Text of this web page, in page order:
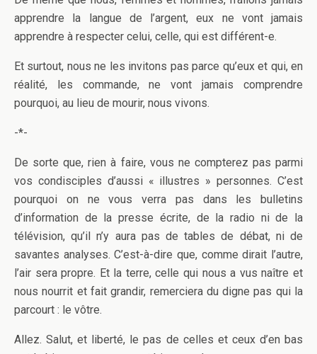
apprendre la langue de l’argent, eux ne vont jamais
apprendre à respecter celui, celle, qui est différent-e.
Et surtout, nous ne les invitons pas parce qu’eux et qui, en
réalité, les commande, ne vont jamais comprendre
pourquoi, au lieu de mourir, nous vivons.
-*-
De sorte que, rien à faire, vous ne compterez pas parmi
vos condisciples d’aussi « illustres » personnes. C’est
pourquoi on ne vous verra pas dans les bulletins
d’information de la presse écrite, de la radio ni de la
télévision, qu’il n’y aura pas de tables de débat, ni de
savantes analyses. C’est-à-dire que, comme dirait l’autre,
l’air sera propre. Et la terre, celle qui nous a vus naître et
nous nourrit et fait grandir, remerciera du digne pas qui la
parcourt : le vôtre.
Allez. Salut, et liberté, le pas de celles et ceux d’en bas